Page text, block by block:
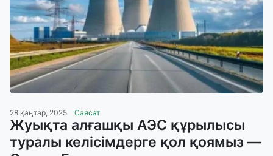
28 қаңтар, 2025 Саясат
Жуықта алғашқы АЭС құрылысы
туралы келісімдерге қол қоямыз —